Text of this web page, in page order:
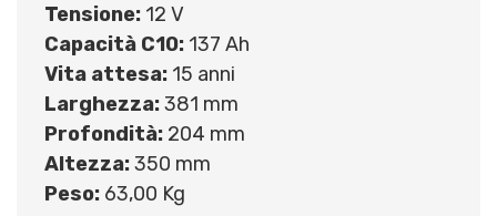
Tensione: 12 V
Capacità C10: 137 Ah
Vita attesa: 15 anni
Larghezza:381 mm
Profondità: 204 mm
Altezza:350 mm
Peso: 63,00 Kg